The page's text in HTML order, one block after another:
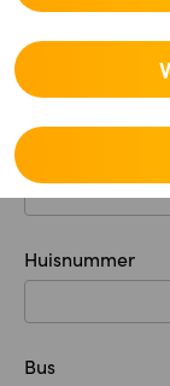
Plaats
Huisnummer
Bus